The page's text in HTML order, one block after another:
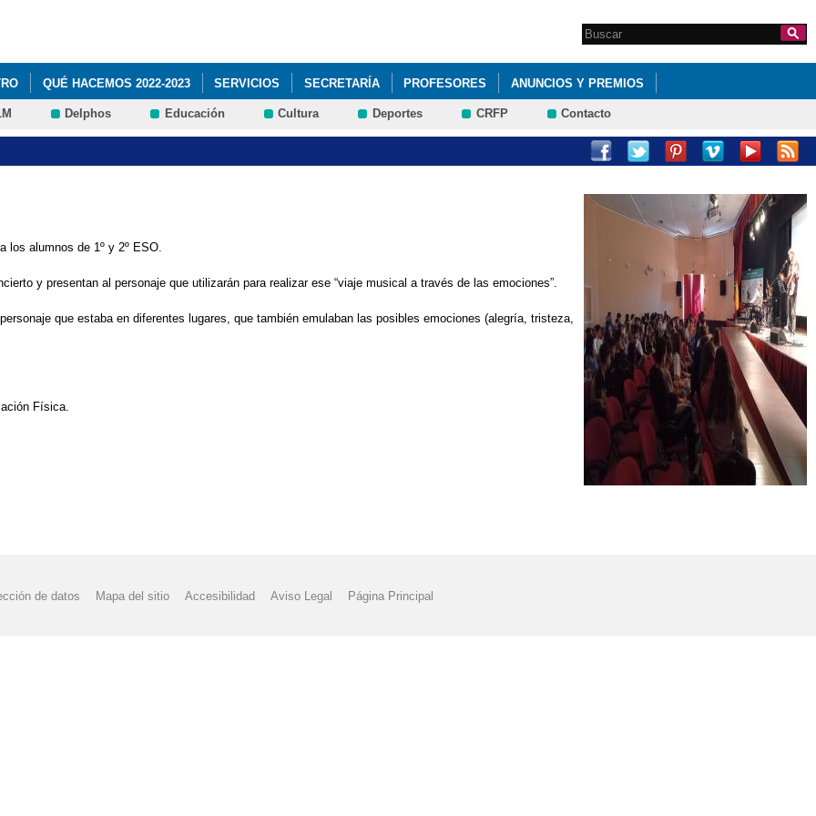
Formulario de
búsqueda
Search this site
QUÉ HACEMOS 2022-2023 SERVICIOS SECRETARÍA PROFESORES ANUNCIOS Y PREMIOS
Delphos Educación Cultura Deportes CRFP Contacto
los alumnos de 1º y 2º ESO.
y presentan al personaje que utilizarán para realizar ese “viaje musical a través de las emociones”.
que estaba en diferentes lugares, que también emulaban las posibles emociones (alegría, tristeza,
Física.
de datos Mapa del sitio Accesibilidad Aviso Legal Página Principal